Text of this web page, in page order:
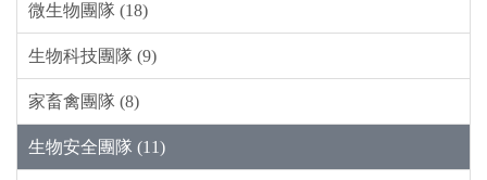
微生物團隊 (18)
生物科技團隊 (9)
家畜禽團隊 (8)
生物安全團隊 (11)